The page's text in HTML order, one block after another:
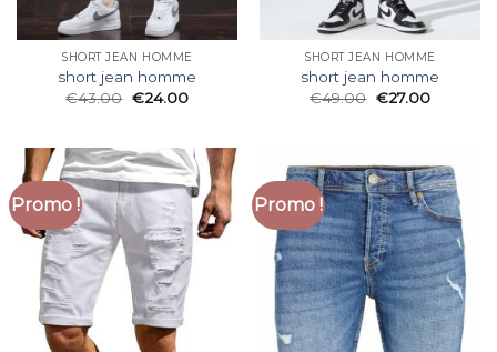
SHORT JEAN HOMME
short jean homme
€43.00 €24.00
SHORT JEAN HOMME
short jean homme
€49.00 €27.00
Promo ! Promo !